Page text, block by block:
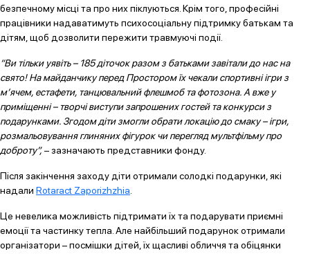
безпечному місці та про них піклуються. Крім того, професійні
працівники надаватимуть психосоціальну підтримку батькам та
дітям, щоб дозволити пережити травмуючі події.
“Ви тільки уявіть – 185 діточок разом з батьками завітали до нас на
свято! На майданчику перед Простором їх чекали спортивні ігри з
м’ячем, естафети, танцювальний флешмоб та фотозона. А вже у
приміщенні – творчі виступи запрошених гостей та конкурси з
подарунками. Згодом діти змогли обрати локацію до смаку – ігри,
розмальовування глиняних фігурок чи перегляд мультфільму про
доброту”,– зазначають представники фонду.
Після закінчення заходу діти отримали солодкі подарунки, які
надали Rotaract Zaporizhzhia
Це невелика можливість підтримати їх та подарувати приємні
емоції та частинку тепла. Але найбільший подарунок отримали
організатори – посмішки дітей, їх щасливі обличчя та обіцянки